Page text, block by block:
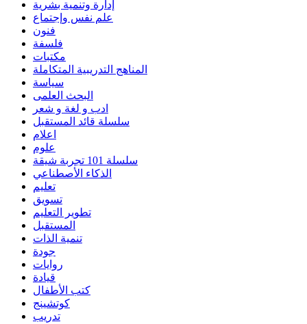
إدارة وتنمية بشرية
علم نفس وإجتماع
فنون
فلسفة
مكتبات
المناهج التدريبية المتكاملة
سياسة
البحث العلمى
ادب و لغة و شعر
سلسلة قائد المستقبل
اعلام
علوم
سلسلة 101 تجربة شيقة
الذكاء الأصطناعي
تعليم
تسويق
تطوير التعليم
المستقبل
تنمية الذات
جودة
روايات
قيادة
كتب الأطفال
كوتشينج
تدريب